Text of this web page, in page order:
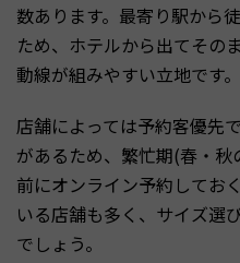
数あります。最寄り駅から
ため、ホテルから出てその
動線が組みやすい立地です。
店舗によっては予約客優先
があるため、繁忙期(春・
前にオンライン予約してお
いる店舗も多く、サイズ選
でしょう。